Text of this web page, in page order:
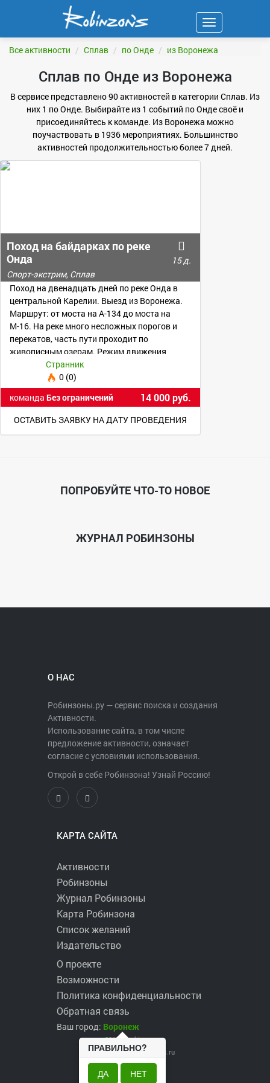
Навигация
Все активности Сплав по Онде из Воронежа
Сплав по Онде из Воронежа
В сервисе представлено 90 активностей в категории Сплав. Из
них 1 по Онде. Выбирайте из 1 событий по Онде своё и
присоединяйтесь к команде. Из Воронежа можно
поучаствовать в 1936 мероприятиях. Большинство
активностей продолжительностью более 7 дней.
Поход на байдарках по реке
Онда
15 д.
Спорт-экстрим, Сплав
Поход на двенадцать дней по реке Онда в
центральной Карелии. Выезд из Воронежа.
Маршрут: от моста на А-134 до моста на
М-16. На реке много несложных порогов и
перекатов, часть пути проходит по
живописным озерам. Режим движения
среднеинтенсивный.
Странник
0 (0)
команда Без ограничений 14 000 руб.
ОСТАВИТЬ ЗАЯВКУ НА ДАТУ ПРОВЕДЕНИЯ
ПОПРОБУЙТЕ ЧТО-ТО НОВОЕ
ЖУРНАЛ РОБИНЗОНЫ
О НАС
Робинзоны.ру — сервис поиска и создания
Активности.
Использование сайта, в том числе
предложение активности, означает
согласие с условиями использования.
Открой в себе Робинзона! Узнай Россию!
КАРТА САЙТА
Активности
Робинзоны
Журнал Робинзоны
Карта Робинзона
Список желаний
Издательство
О проекте
Возможности
Политика конфиденциальности
Обратная связь
Ваш город: Воронеж
ПРАВИЛЬНО?
ДА НЕТ
2017 ©robinzons.ru
robinzons@robinzons.ru